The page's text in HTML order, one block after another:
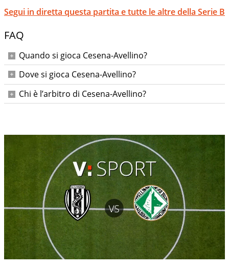
Segui in diretta questa partita e tutte le altre della Serie B
FAQ
Quando si gioca Cesena-Avellino?
Domenica 9 novembre 2025 alle ore 15:00.
Dove si gioca Cesena-Avellino?
All’Orogel Stadium - Dino Manuzzi di Cesena.
Chi è l’arbitro di Cesena-Avellino?